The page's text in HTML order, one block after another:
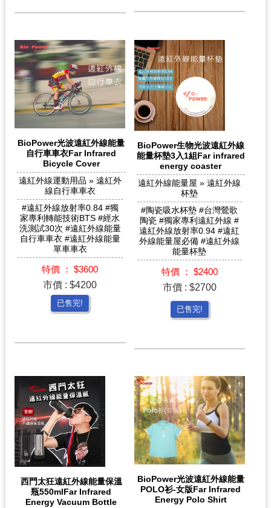
BioPower光波遠紅外線能量
自行車車衣Far Infrared
Bicycle Cover
遠紅外線運動用品 » 遠紅外
線自行車車衣
#遠紅外線放射率0.84 #獨
家專利轉能技術BTS #經水
洗測試30次 #遠紅外線能量
自行車車衣 #遠紅外線能量
單車車衣
特價 ： $3600
市價 : $4200
已售完!
BioPower生物光波遠紅外線
能量杯墊3入1組Far infrared
energy coaster
遠紅外線能量屋 » 遠紅外線
杯墊
#陶瓷吸水杯墊 #台灣鶯歌
陶瓷 #獨家專利遠紅外線 #
遠紅外線放射率0.94 #遠紅
外線能量屋必備 #遠紅外線
能量杯墊
特價 ： $2400
市價 : $2700
已售完!
西門太狂遠紅外線能量保溫
瓶550mlFar Infrared
Energy Vacuum Bottle
BioPower光波遠紅外線能量
POLO衫-女版Far Infrared
Energy Polo Shirt